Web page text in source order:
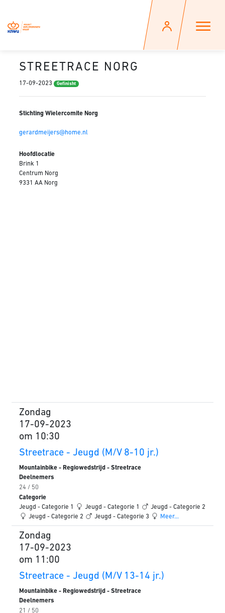
STREETRACE NORG
17-09-2023 Gefinisht
Stichting Wielercomite Norg
gerardmeijers@home.nl
Hoofdlocatie
Brink 1
Centrum Norg
9331 AA Norg
Zondag
17-09-2023
om 10:30
Streetrace - Jeugd (M/V 8-10 jr.)
Mountainbike - Regiowedstrijd - Streetrace
Deelnemers
24 / 50
Categorie
Jeugd - Categorie 1
Jeugd - Categorie 1
Jeugd - Categorie 2
Jeugd - Categorie 2
Jeugd - Categorie 3 Meer...
Zondag
17-09-2023
om 11:00
Streetrace - Jeugd (M/V 13-14 jr.)
Mountainbike - Regiowedstrijd - Streetrace
Deelnemers
21 / 50